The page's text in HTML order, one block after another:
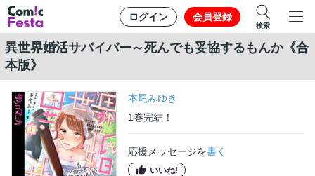
ログイン 会員登録
検索
異世界婚活サバイバー～死んでも妥協するもんか《合
本版》
本尾みゆき
1巻完結！
応援メッセージを書く
いいね!